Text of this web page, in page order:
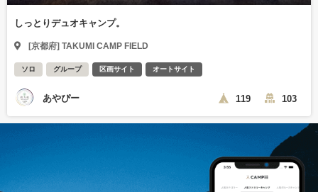
しっとりデュオキャンプ。
[京都府] TAKUMI CAMP FIELD
ソロ グループ 区画サイト オートサイト
あやぴー 119 103